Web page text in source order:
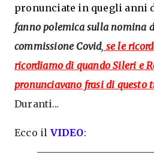
pronunciate in quegli anni
fanno polemica sulla nomina
commissione Covid, se le
ricordiamo di quando Sileri e
pronunciavano frasi di questo
Duranti...
Ecco il VIDEO: